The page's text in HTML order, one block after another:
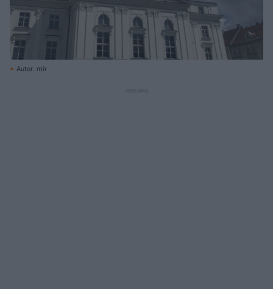
Autor: mir